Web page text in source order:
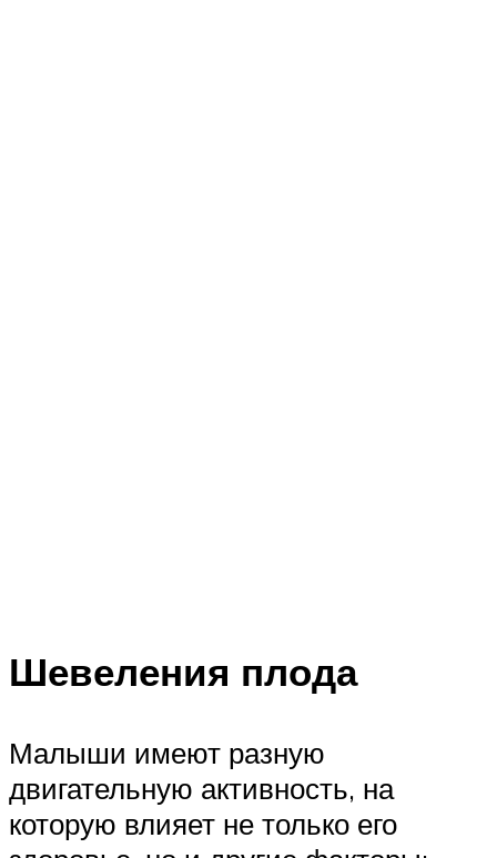
Шевеления плода
Малыши имеют разную
двигательную активность, на
которую влияет не только его